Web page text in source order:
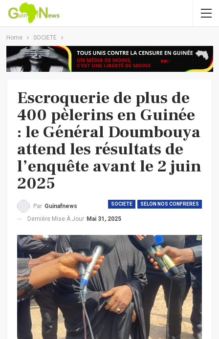
Home SOCIETE
Escroquerie de plus de
400 pèlerins en Guinée
: le Général Doumbouya
attend les résultats de
l’enquête avant le 2 juin
2025
SOCIETE SELON NOS CONFRERES
Par Guinafnews
Dernière Mise À Jour Mai 31, 2025